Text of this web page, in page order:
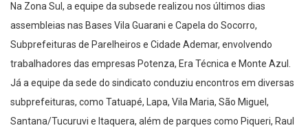
Na Zona Sul, a equipe da subsede realizou nos últimos dias
assembleias nas Bases Vila Guarani e Capela do Socorro,
Subprefeituras de Parelheiros e Cidade Ademar, envolvendo
trabalhadores das empresas Potenza, Era Técnica e Monte Azul.
Já a equipe da sede do sindicato conduziu encontros em diversas
subprefeituras, como Tatuapé, Lapa, Vila Maria, São Miguel,
Santana/Tucuruvi e Itaquera, além de parques como Piqueri, Raul